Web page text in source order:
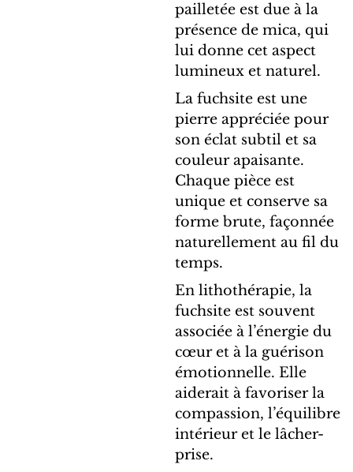
pailletée est due à la
présence de mica, qui
lui donne cet aspect
lumineux et naturel.
La fuchsite est une
pierre appréciée pour
son éclat subtil et sa
couleur apaisante.
Chaque pièce est
unique et conserve sa
forme brute, façonnée
naturellement au fil du
temps.
En lithothérapie, la
fuchsite est souvent
associée à l’énergie du
cœur et à la guérison
émotionnelle. Elle
aiderait à favoriser la
compassion, l’équilibre
intérieur et le lâcher-
prise.